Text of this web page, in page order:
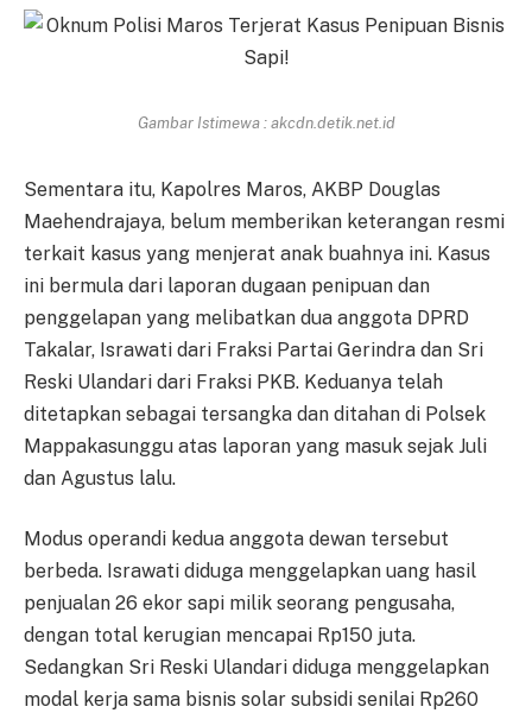
Gambar Istimewa : akcdn.detik.net.id
Sementara itu, Kapolres Maros, AKBP Douglas
Maehendrajaya, belum memberikan keterangan resmi
terkait kasus yang menjerat anak buahnya ini. Kasus
ini bermula dari laporan dugaan penipuan dan
penggelapan yang melibatkan dua anggota DPRD
Takalar, Israwati dari Fraksi Partai Gerindra dan Sri
Reski Ulandari dari Fraksi PKB. Keduanya telah
ditetapkan sebagai tersangka dan ditahan di Polsek
Mappakasunggu atas laporan yang masuk sejak Juli
dan Agustus lalu.
Modus operandi kedua anggota dewan tersebut
berbeda. Israwati diduga menggelapkan uang hasil
penjualan 26 ekor sapi milik seorang pengusaha,
dengan total kerugian mencapai Rp150 juta.
Sedangkan Sri Reski Ulandari diduga menggelapkan
modal kerja sama bisnis solar subsidi senilai Rp260